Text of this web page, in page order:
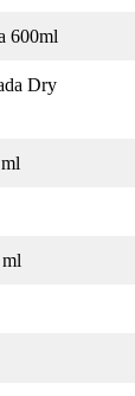
600ml
Dry